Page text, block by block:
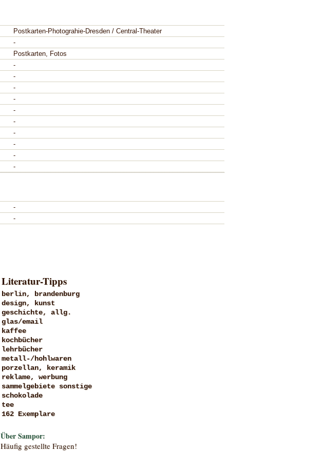
Postkarten-Photograhie-Dresden / Central-Theater
-
Postkarten, Fotos
-
-
-
-
-
-
-
-
-
-
-
-
Literatur-Tipps
berlin, brandenburg
design, kunst
geschichte, allg.
glas/email
kaffee
kochbücher
lehrbücher
metall-/hohlwaren
porzellan, keramik
reklame, werbung
sammelgebiete sonstige
schokolade
tee
162 Exemplare
Über Sampor:
Häufig gestellte Fragen!